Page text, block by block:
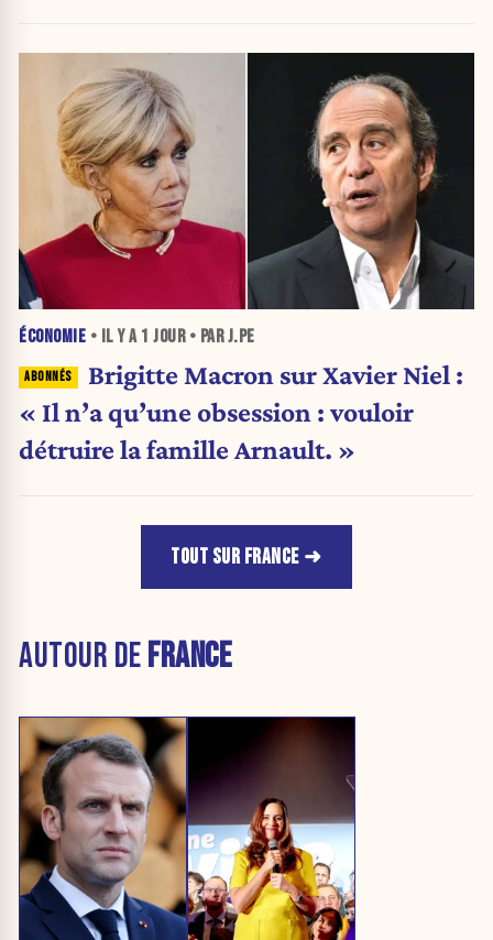
ÉCONOMIE • IL Y A 1 JOUR• PAR J.PE
Brigitte Macron sur Xavier Niel :
« Il n’a qu’une obsession : vouloir
détruire la famille Arnault. »
TOUT SUR FRANCE
AUTOUR DEFRANCE